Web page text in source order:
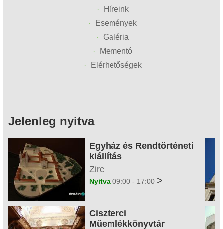
Híreink
Események
Galéria
Mementó
Elérhetőségek
Jelenleg nyitva
Egyház és Rendtörténeti
kiállítás
Zirc
Nyitva09:00 - 17:00 >
Ciszterci
Műemlékkönyvtár